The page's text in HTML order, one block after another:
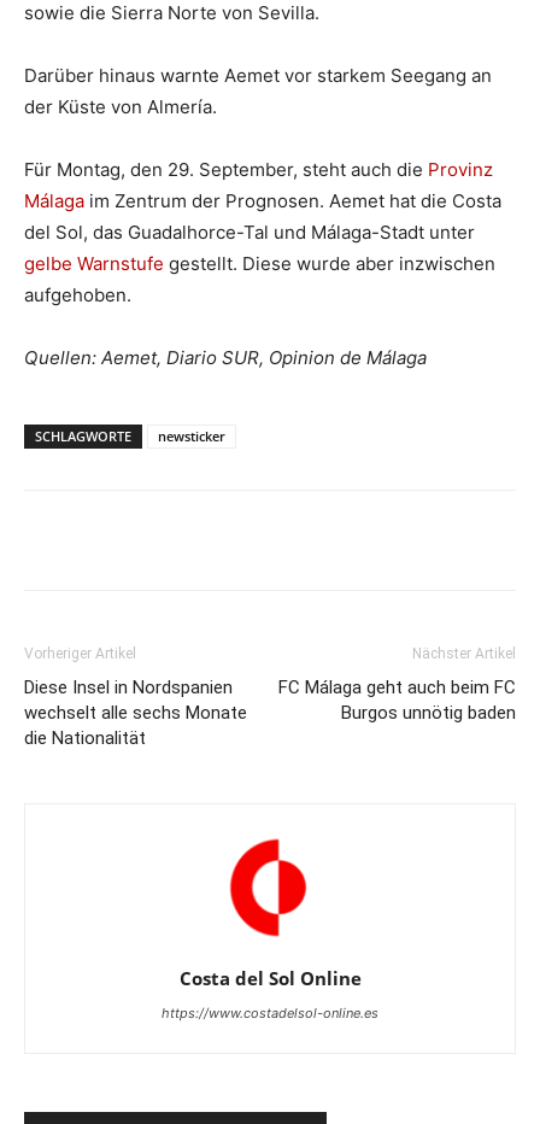
sowie die Sierra Norte von Sevilla.
Darüber hinaus warnte Aemet vor starkem Seegang an
der Küste von Almería.
Für Montag, den 29. September, steht auch die Provinz
Málaga im Zentrum der Prognosen. Aemet hat die Costa
del Sol, das Guadalhorce-Tal und Málaga-Stadt unter
gelbe Warnstufe gestellt. Diese wurde aber inzwischen
aufgehoben.
Quellen: Aemet, Diario SUR, Opinion de Málaga
SCHLAGWORTE newsticker
Vorheriger Artikel
Diese Insel in Nordspanien
wechselt alle sechs Monate
die Nationalität
Nächster Artikel
FC Málaga geht auch beim FC
Burgos unnötig baden
Costa del Sol Online
https://www.costadelsol-online.es